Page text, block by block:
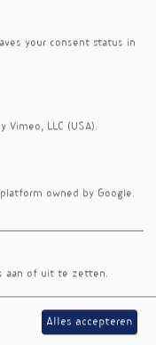
nr. 403
groente-
nr. 388
bereiding
latere
hoge
your consent status in
Vimeo, LLC (USA).
owned by Google.
aan of uit te zetten.
Alles accepteren